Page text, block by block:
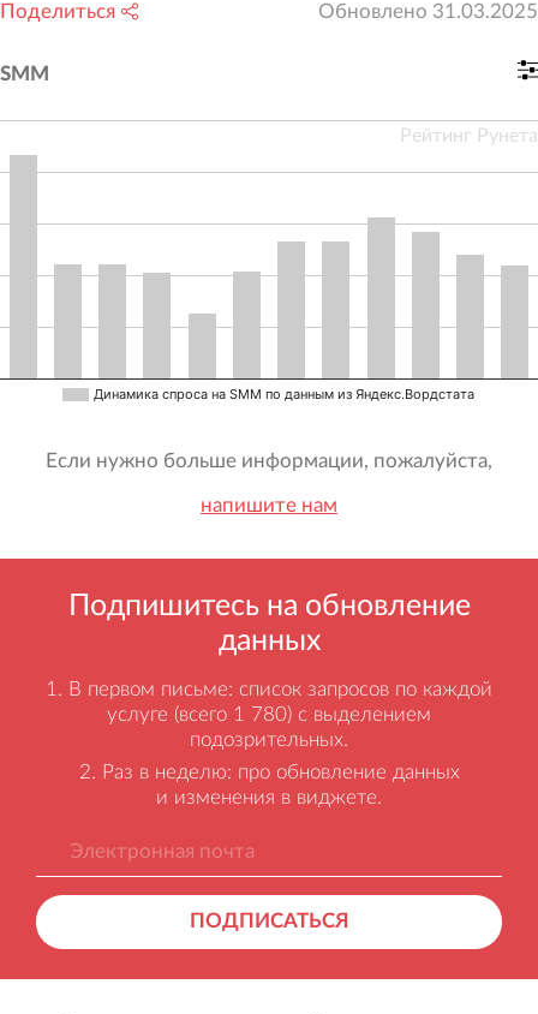
Поделиться Обновлено 31.03.2025
SMM
Динамика спроса на SMM по данным из Яндекс.Вордстата
Рейтинг Рунета
Если нужно больше информации, пожалуйста,
напишите нам
Подпишитесь на обновление
данных
В первом письме: список запросов по каждой
услуге (всего 1 780) с выделением
подозрительных.
Раз в неделю: про обновление данных
и изменения в виджете.
ПОДПИСАТЬСЯ